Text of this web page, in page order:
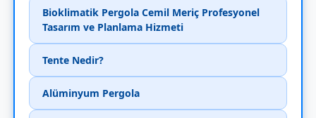
Bioklimatik Pergola Cemil Meriç Profesyonel
Tasarım ve Planlama Hizmeti
Tente Nedir?
Alüminyum Pergola